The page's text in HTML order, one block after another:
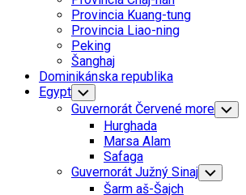
Menu
Provincia Kuang-tung
Provincia Liao-ning
Peking
Šanghaj
Dominikánska republika
Egypt Toggle
Child
Menu
Guvernorát Červené more Toggle
Child
Hurghada
Marsa Alam
Safaga
Guvernorát Južný Sinaj Toggle
Child
Šarm aš-Šajch